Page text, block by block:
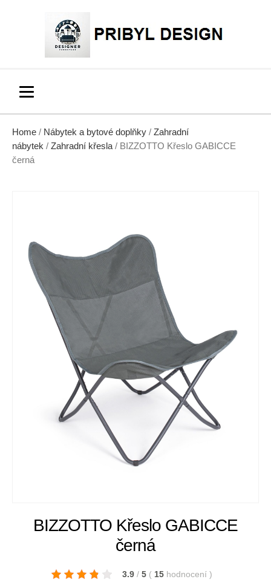
Home / Nábytek a bytové doplňky / Zahradní
nábytek / Zahradní křesla / BIZZOTTO Křeslo GABICCE
černá
BIZZOTTO Křeslo GABICCE
černá
3.9 / 5 ( 15 hodnocení )